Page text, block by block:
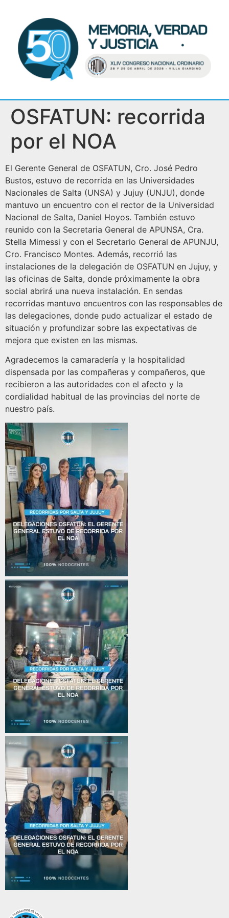
OSFATUN: recorrida
por el NOA
El Gerente General de OSFATUN, Cro. José Pedro
Bustos, estuvo de recorrida en las Universidades
Nacionales de Salta (UNSA) y Jujuy (UNJU), donde
mantuvo un encuentro con el rector de la Universidad
Nacional de Salta, Daniel Hoyos. También estuvo
reunido con la Secretaria General de APUNSA, Cra.
Stella Mimessi y con el Secretario General de APUNJU,
Cro. Francisco Montes. Además, recorrió las
instalaciones de la delegación de OSFATUN en Jujuy, y
las oficinas de Salta, donde próximamente la obra
social abrirá una nueva instalación. En sendas
recorridas mantuvo encuentros con las responsables de
las delegaciones, donde pudo actualizar el estado de
situación y profundizar sobre las expectativas de
mejora que existen en las mismas.
Agradecemos la camaradería y la hospitalidad
dispensada por las compañeras y compañeros, que
recibieron a las autoridades con el afecto y la
cordialidad habitual de las provincias del norte de
nuestro país.